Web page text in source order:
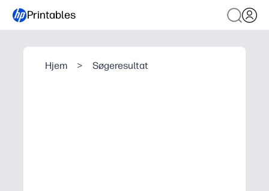
Printables
Hjem > Søgeresultat